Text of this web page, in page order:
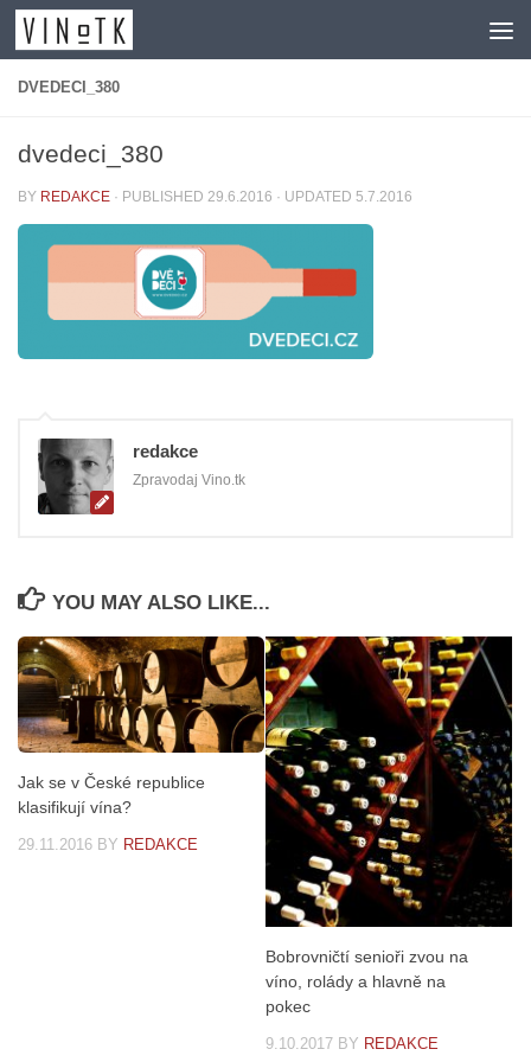
Skip to content
DVEDECI_380
dvedeci_380
BY REDAKCE · PUBLISHED 29.6.2016 · UPDATED 5.7.2016
redakce
Zpravodaj Vino.tk
YOU MAY ALSO LIKE...
Jak se v České republice
klasifikují vína?
29.11.2016 BY REDAKCE
Bobrovničtí senioři zvou na
víno, rolády a hlavně na
pokec
9.10.2017 BY REDAKCE